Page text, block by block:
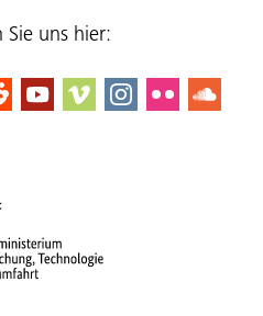
Sie uns hier: